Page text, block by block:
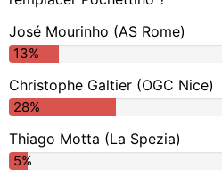
José Mourinho (AS Rome)
13%
Christophe Galtier (OGC Nice)
28%
Thiago Motta (La Spezia)
5%